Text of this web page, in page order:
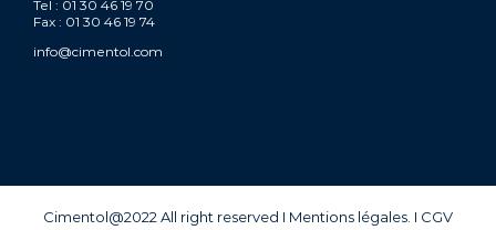
Tel : 01 30 46 19 70
Fax : 01 30 46 19 74
info@cimentol.com
Cimentol@2022 All right reserved I Mentions légales. I CGV